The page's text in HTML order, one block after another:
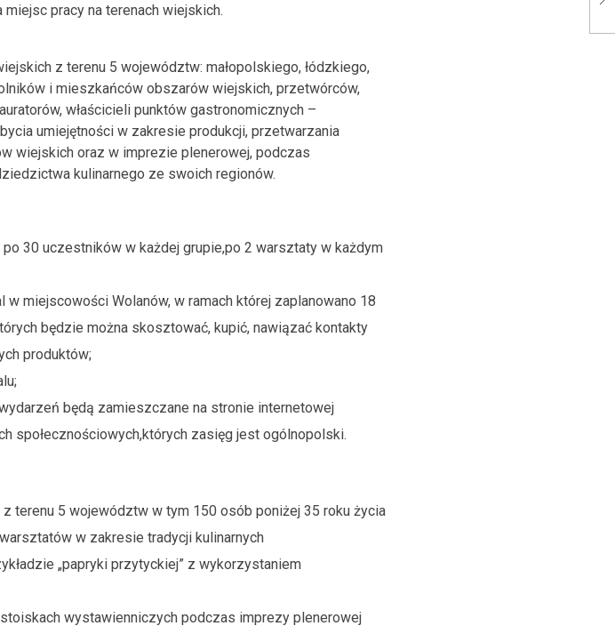
pracy na terenach wiejskich.
z terenu 5 województw: małopolskiego, łódzkiego,
i mieszkańców obszarów wiejskich, przetwórców,
właścicieli punktów gastronomicznych –
umiejętności w zakresie produkcji, przetwarzania
wiejskich oraz w imprezie plenerowej, podczas
kulinarnego ze swoich regionów.
30 uczestników w każdej grupie,po 2 warsztaty w każdym
miejscowości Wolanów, w ramach której zaplanowano 18
będzie można skosztować, kupić, nawiązać kontakty
produktów;
będą zamieszczane na stronie internetowej
społecznościowych,których zasięg jest ogólnopolski.
terenu 5 województw w tym 150 osób poniżej 35 roku życia
w zakresie tradycji kulinarnych
„papryki przytyckiej” z wykorzystaniem
wystawienniczych podczas imprezy plenerowej